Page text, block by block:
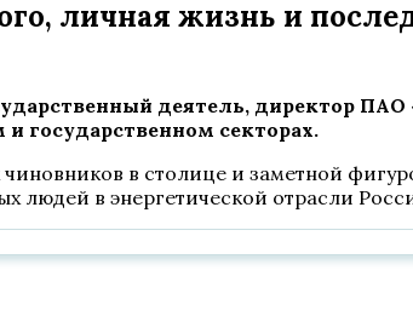
личная жизнь и
деятель, директор ПАО
государственном секторах.
в столице и заметной
людей в энергетической отрасли